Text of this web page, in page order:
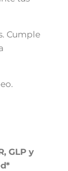
Cumple
GLP y